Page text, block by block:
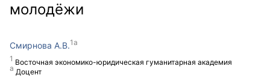
молодёжи
Смирнова А.В.
Восточная экономико-юридическая гуманитарная академия
Доцент